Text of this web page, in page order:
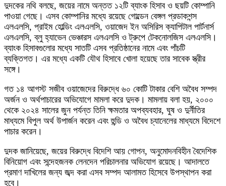
দুদকের নথি বলছে, জয়ের নামে অন্তত ১২টি ব্যাংক হিসাব ও ছয়টি কোম্পানি
পাওয়া গেছে। এসব কোম্পানির মধ্যে রয়েছে গোল্ডেন বেঙ্গল প্রডাকশন্স
এলএলসি, প্রাইম হোল্ডিং এলএলসি, ওয়াজেদ ইন অসিরিস ক্যাপিটাল পার্টনার্স
এলএলসি, ব্লু হ্যাভেন ভেঞ্চারস এলএলসি ও ট্রুপে টেকনোলজিস এলএলসি।
ব্যাংক হিসাবগুলোর মধ্যে সাতটি এসব প্রতিষ্ঠানের নামে এবং পাঁচটি
ব্যক্তিগত। এর মধ্যে একটি যৌথ হিসাবে খোলা হয়েছে তার সাবেক স্ত্রীর
সঙ্গে।
গত ১৪ আগস্ট সজীব ওয়াজেদের বিরুদ্ধে ৬০ কোটি টাকার বেশি অবৈধ সম্পদ
অর্জন ও অর্থপাচারের অভিযোগে মামলা করে দুদক। মামলায় বলা হয়, ২০০০
থেকে ২০২৪ সালের জুন পর্যন্ত তিনি ক্ষমতার অপব্যবহার, ঘুষ ও দুর্নীতির
মাধ্যমে বিপুল অর্থ উপার্জন করেন এবং হুন্ডি ও অবৈধ চ্যানেলের মাধ্যমে বিদেশে
পাচার করেন।
দুদক জানিয়েছে, জয়ের বিরুদ্ধে বিদেশি আয় গোপন, অনুমোদনবিহীন বৈদেশিক
বিনিয়োগ এবং সন্দেহজনক লেনদেন পরিচালনার অভিযোগ রয়েছে। আদালতে
প্রমাণ দাখিলের জন্য জব্দ করা এসব সম্পদ আলামত হিসেবে উপস্থাপন করা
হবে।